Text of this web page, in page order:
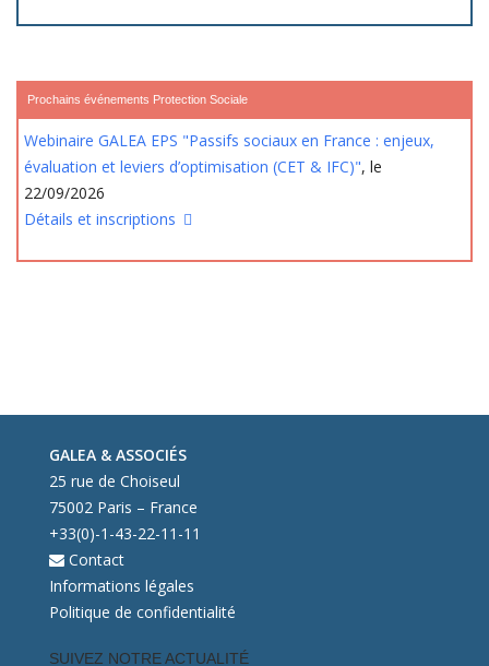
Prochains événements Protection Sociale
Webinaire GALEA EPS "Passifs sociaux en France : enjeux,
évaluation et leviers d’optimisation (CET & IFC)", le
22/09/2026
Détails et inscriptions
GALEA & ASSOCIÉS
25 rue de Choiseul
75002 Paris – France
+33(0)-1-43-22-11-11
Contact
Informations légales
Politique de confidentialité
SUIVEZ NOTRE ACTUALITÉ